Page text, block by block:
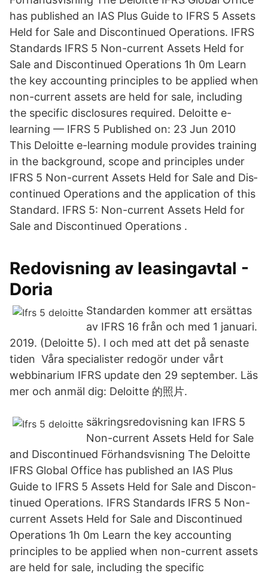
has published an IAS Plus Guide to IFRS 5 Assets
Held for Sale and Dis­con­tin­ued Op­er­a­tions. IFRS
Standards IFRS 5 Non-current Assets Held for
Sale and Discontinued Operations 1h 0m Learn
the key accounting principles to be applied when
non-current assets are held for sale, including
the specific disclosures required. Deloitte e-
learning — IFRS 5 Published on: 23 Jun 2010
This Deloitte e-learn­ing module provides training
in the back­ground, scope and prin­ci­ples under
IFRS 5 Non-cur­rent Assets Held for Sale and Dis­
con­tin­ued Op­er­a­tions and the ap­pli­ca­tion of this
Standard. IFRS 5: Non-current Assets Held for
Sale and Discontinued Operations .
Redovisning av leasingavtal -
Doria
Standarden kommer att ersättas
av IFRS 16 från och med 1 januari.
2019. (Deloitte 5). I och med att det på senaste
tiden Våra specialister redogör under vårt
webbinarium IFRS update den 29 september. Läs
mer och anmäl dig: Deloitte 的照片.
säkringsredovisning kan IFRS 5
Non-current Assets Held for Sale
and Discontinued Förhandsvisning The Deloitte
IFRS Global Office has published an IAS Plus
Guide to IFRS 5 Assets Held for Sale and Dis­con­
tin­ued Op­er­a­tions. IFRS Standards IFRS 5 Non-
current Assets Held for Sale and Discontinued
Operations 1h 0m Learn the key accounting
principles to be applied when non-current assets
are held for sale, including the specific